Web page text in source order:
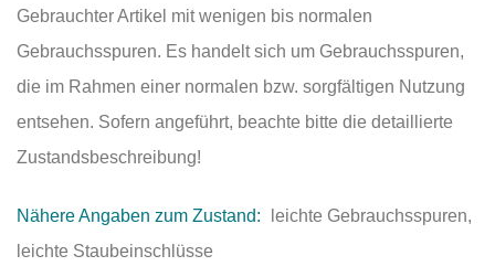
Gebrauchter Artikel mit wenigen bis normalen
Gebrauchsspuren. Es handelt sich um Gebrauchsspuren,
die im Rahmen einer normalen bzw. sorgfältigen Nutzung
entsehen. Sofern angeführt, beachte bitte die detaillierte
Zustandsbeschreibung!
Nähere Angaben zum Zustand:
leichte Gebrauchsspuren,
leichte Staubeinschlüsse